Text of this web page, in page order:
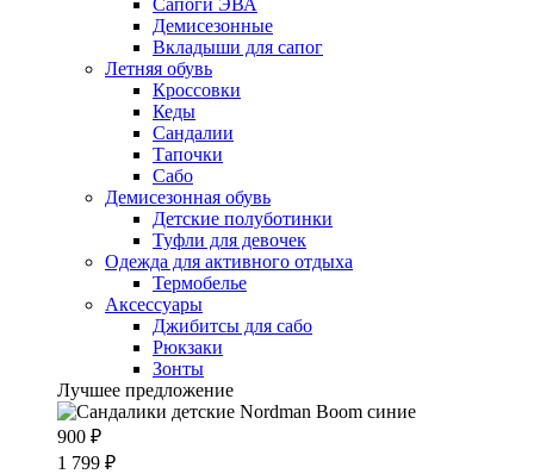
Сапоги ЭВА
Демисезонные
Вкладыши для сапог
Летняя обувь
Кроссовки
Кеды
Сандалии
Тапочки
Сабо
Демисезонная обувь
Детские полуботинки
Туфли для девочек
Одежда для активного отдыха
Термобелье
Аксессуары
Джибитсы для сабо
Рюкзаки
Зонты
Лучшее предложение
900 ₽
1 799 ₽